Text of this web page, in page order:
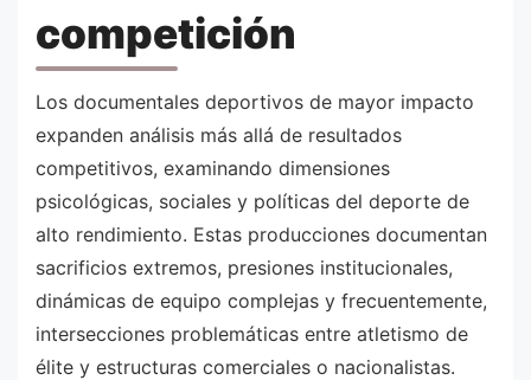
competición
Los documentales deportivos de mayor impacto
expanden análisis más allá de resultados
competitivos, examinando dimensiones
psicológicas, sociales y políticas del deporte de
alto rendimiento. Estas producciones documentan
sacrificios extremos, presiones institucionales,
dinámicas de equipo complejas y frecuentemente,
intersecciones problemáticas entre atletismo de
élite y estructuras comerciales o nacionalistas.